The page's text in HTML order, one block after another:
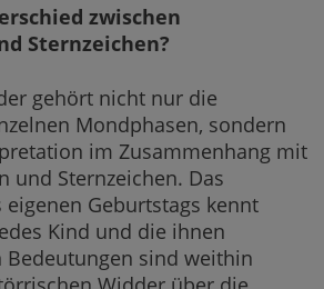
zwischen
Sternzeichen?
gehört nicht nur die
Mondphasen, sondern
im Zusammenhang mit
und Sternzeichen. Das
eigenen Geburtstags kennt
Kind und die ihnen
Bedeutungen sind weithin